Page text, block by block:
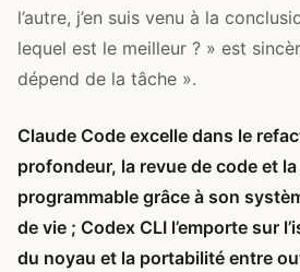
l’autre, j’en suis venu à la
lequel est le meilleur ? » est
dépend de la tâche ».
Claude Code excelle dans le
profondeur, la revue de code et
programmable grâce à son
de vie ; Codex CLI l’emporte sur
du noyau et la portabilité entre